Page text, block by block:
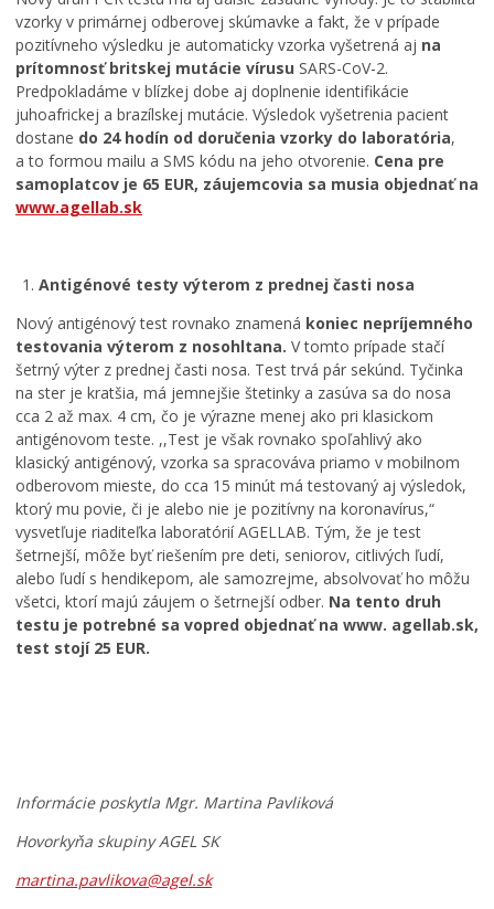
vzorky v primárnej odberovej skúmavke a fakt, že v prípade
pozitívneho výsledku je automaticky vzorka vyšetrená aj na
prítomnosť britskej mutácie vírusu SARS-CoV-2.
Predpokladáme v blízkej dobe aj doplnenie identifikácie
juhoafrickej a brazílskej mutácie. Výsledok vyšetrenia pacient
dostane do 24 hodín od doručenia vzorky do laboratória,
a to formou mailu a SMS kódu na jeho otvorenie. Cena pre
samoplatcov je 65 EUR, záujemcovia sa musia objednať na
www.agellab.sk
Antigénové testy výterom z prednej časti nosa
Nový antigénový test rovnako znamená koniec nepríjemného
testovania výterom z nosohltana. V tomto prípade stačí
šetrný výter z prednej časti nosa. Test trvá pár sekúnd. Tyčinka
na ster je kratšia, má jemnejšie štetinky a zasúva sa do nosa
cca 2 až max. 4 cm, čo je výrazne menej ako pri klasickom
antigénovom teste. ,,Test je však rovnako spoľahlivý ako
klasický antigénový, vzorka sa spracováva priamo v mobilnom
odberovom mieste, do cca 15 minút má testovaný aj výsledok,
ktorý mu povie, či je alebo nie je pozitívny na koronavírus,“
vysvetľuje riaditeľka laboratórií AGELLAB. Tým, že je test
šetrnejší, môže byť riešením pre deti, seniorov, citlivých ľudí,
alebo ľudí s hendikepom, ale samozrejme, absolvovať ho môžu
všetci, ktorí majú záujem o šetrnejší odber. Na tento druh
testu je potrebné sa vopred objednať na www. agellab.sk,
test stojí 25 EUR.
Informácie poskytla Mgr. Martina Pavliková
Hovorkyňa skupiny AGEL SK
martina.pavlikova@agel.sk
p
v
é
n
í
k
f
e
s
t
i
v
a
i
l
m
o
v
e
j
k
u
l
t
ú
r
y
a
c
o
s
n
e
P
a
i
d